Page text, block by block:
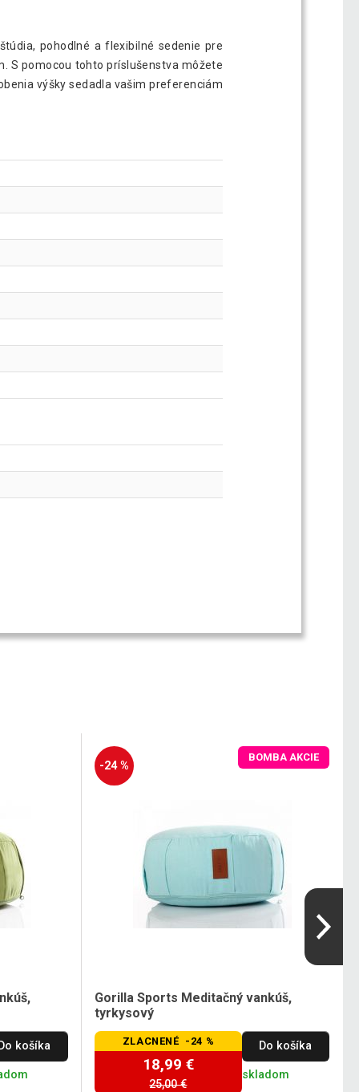
pohodlné a flexibilné sedenie pre
S pomocou tohto príslušenstva môžete
výšky sedadla vašim preferenciám
košíka
-24 %
BOMBA AKCIE
Gorilla Sports Meditačný vankúš,
tyrkysový
ZLACNENÉ -24 %
18,99 €
25,00 €
Do košíka
skladom